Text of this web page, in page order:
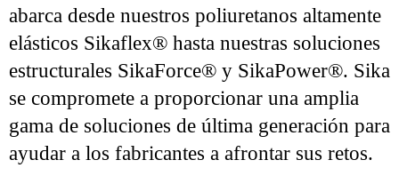
abarca desde nuestros poliuretanos altamente
elásticos Sikaflex® hasta nuestras soluciones
estructurales SikaForce® y SikaPower®. Sika
se compromete a proporcionar una amplia
gama de soluciones de última generación para
ayudar a los fabricantes a afrontar sus retos.